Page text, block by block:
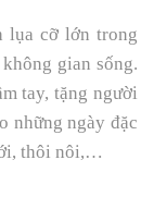
lụa cỡ lớn trong
gian sống.
tay, tặng người
những ngày đặc
thôi nôi,…